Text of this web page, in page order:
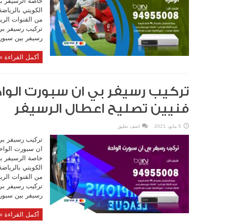
الكويتي
من القنوات
رسيفر بين
أكمل القراءة
فنيين تصليح اعطال الرسيفر
5 مايو، 2021 اضف تعليق
تركيب رسيفر
ان سبورت
خاصة الرسيفر
الكويتي
من القنوات
رسيفر بين
أكمل القراءة